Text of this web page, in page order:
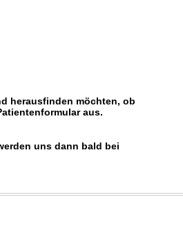
herausfinden möchten, ob
aus.
uns dann bald bei